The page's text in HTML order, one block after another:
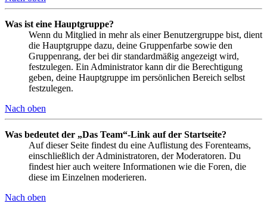
Was ist eine Hauptgruppe?
Wenn du Mitglied in mehr als einer Benutzergruppe bist, dient
die Hauptgruppe dazu, deine Gruppenfarbe sowie den
Gruppenrang, der bei dir standardmäßig angezeigt wird,
festzulegen. Ein Administrator kann dir die Berechtigung
geben, deine Hauptgruppe im persönlichen Bereich selbst
festzulegen.
Nach oben
Was bedeutet der „Das Team“-Link auf der Startseite?
Auf dieser Seite findest du eine Auflistung des Forenteams,
einschließlich der Administratoren, der Moderatoren. Du
findest hier auch weitere Informationen wie die Foren, die
diese im Einzelnen moderieren.
Nach oben